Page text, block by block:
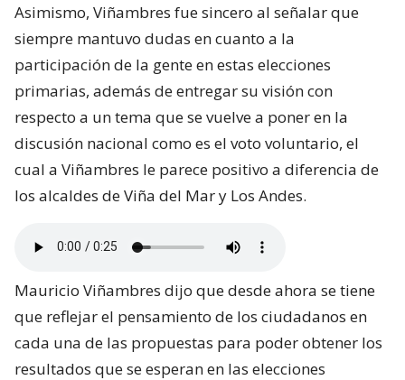
Asimismo, Viñambres fue sincero al señalar que
siempre mantuvo dudas en cuanto a la
participación de la gente en estas elecciones
primarias, además de entregar su visión con
respecto a un tema que se vuelve a poner en la
discusión nacional como es el voto voluntario, el
cual a Viñambres le parece positivo a diferencia de
los alcaldes de Viña del Mar y Los Andes.
Mauricio Viñambres dijo que desde ahora se tiene
que reflejar el pensamiento de los ciudadanos en
cada una de las propuestas para poder obtener los
resultados que se esperan en las elecciones